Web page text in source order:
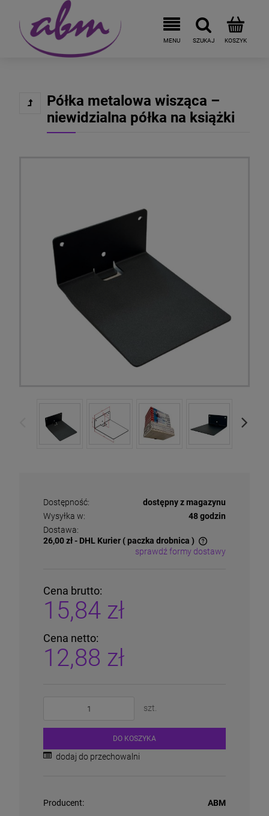
Półka metalowa wisząca –
niewidzialna półka na książki
Dostępność:
dostępny z magazynu
Wysyłka w:
48 godzin
Dostawa:
26,00 zł- DHL Kurier ( paczka drobnica )
Cena nie zawiera ewentualnych kosztów płatności
sprawdź formy dostawy
Cena brutto:
15,84 zł
Cena netto:
12,88 zł
szt.
DO KOSZYKA
dodaj do przechowalni
Producent:
ABM